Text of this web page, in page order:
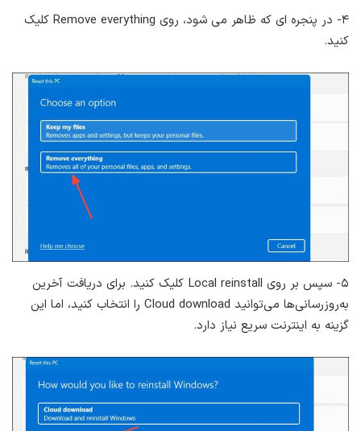
۴- در پنجره ای که ظاهر می شود، روی Remove everything کلیک
کنید.
۵- سپس بر روی Local reinstall کلیک کنید. برای دریافت آخرین
به‌روزرسانی‌ها می‌توانید Cloud download را انتخاب کنید، اما این
گزینه به اینترنت سریع نیاز دارد.